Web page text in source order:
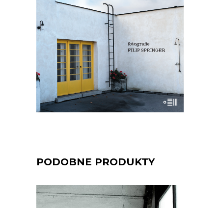
E-BOOK DO KOSZYKA
69.90zł 45.44zł
KSIĄŻKA DO KOSZYKA
PODOBNE PRODUKTY